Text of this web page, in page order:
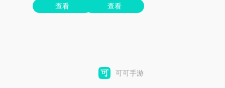
查看 查看
可可手游